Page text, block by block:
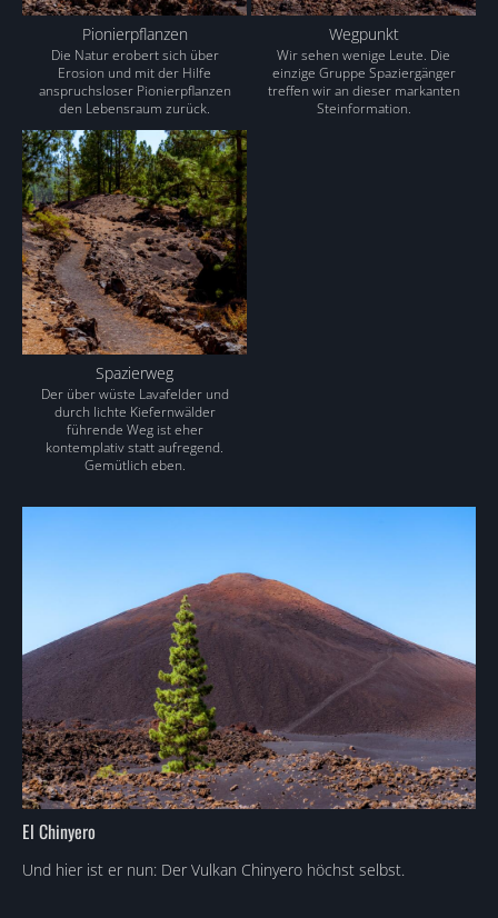
Pionierpflanzen
Die Natur erobert sich über
Erosion und mit der Hilfe
anspruchsloser Pionierpflanzen
den Lebensraum zurück.
Wegpunkt
Wir sehen wenige Leute. Die
einzige Gruppe Spaziergänger
treffen wir an dieser markanten
Steinformation.
Spazierweg
Der über wüste Lavafelder und
durch lichte Kiefernwälder
führende Weg ist eher
kontemplativ statt aufregend.
Gemütlich eben.
El Chinyero
Und hier ist er nun: Der Vulkan Chinyero höchst selbst.